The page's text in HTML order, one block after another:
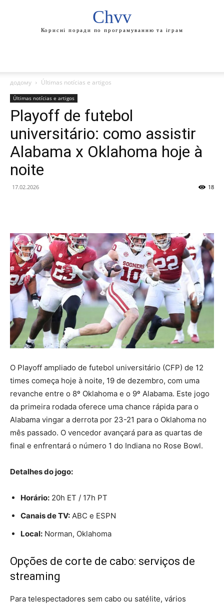
Chvv
Корисні поради по програмуванню та іграм
додому Últimas notícias e artigos
Últimas notícias e artigos
Playoff de futebol
universitário: como assistir
Alabama x Oklahoma hoje à
noite
17.02.2026 18
O Playoff ampliado de futebol universitário (CFP) de 12
times começa hoje à noite, 19 de dezembro, com uma
revanche entre o 8º Oklahoma e o 9º Alabama. Este jogo
da primeira rodada oferece uma chance rápida para o
Alabama vingar a derrota por 23-21 para o Oklahoma no
mês passado. O vencedor avançará para as quartas de
final e enfrentará o número 1 do Indiana no Rose Bowl.
Detalhes do jogo:
Horário: 20h ET / 17h PT
Canais de TV: ABC e ESPN
Local: Norman, Oklahoma
Opções de corte de cabo: serviços de
streaming
Para telespectadores sem cabo ou satélite, vários